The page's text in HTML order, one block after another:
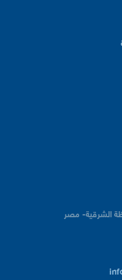
الشرقية- مصر